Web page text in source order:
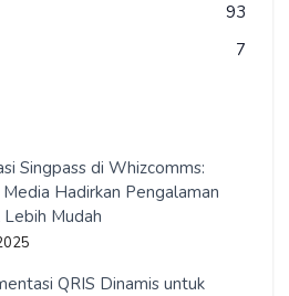
93
7
Singpass di Whizcomms:
Hadirkan Pengalaman
Mudah
QRIS Dinamis untuk